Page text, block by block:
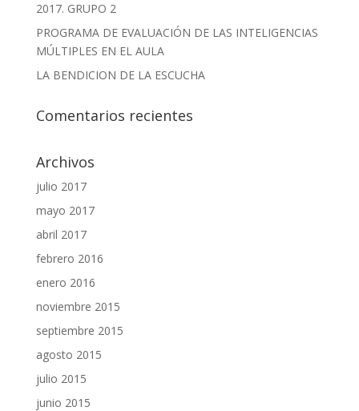
2017. GRUPO 2
PROGRAMA DE EVALUACIÓN DE LAS INTELIGENCIAS
MÚLTIPLES EN EL AULA
LA BENDICION DE LA ESCUCHA
Comentarios recientes
Archivos
julio 2017
mayo 2017
abril 2017
febrero 2016
enero 2016
noviembre 2015
septiembre 2015
agosto 2015
julio 2015
junio 2015